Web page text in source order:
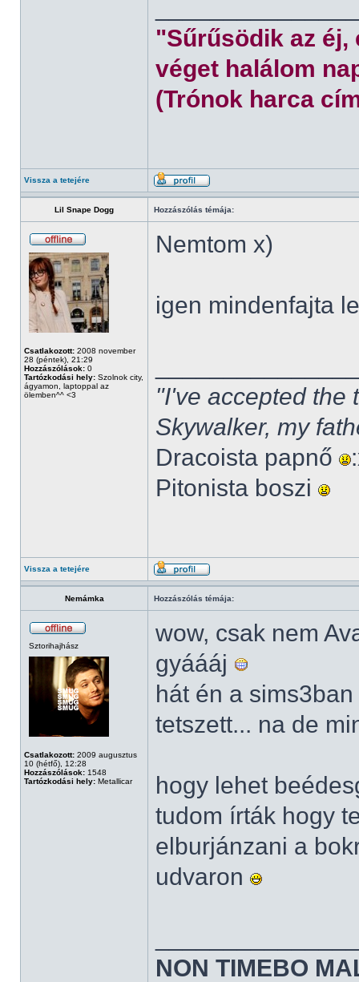
"Sűrűsödik az éj,
véget halálom
(Trónok harca
Vissza a tetejére
Lil Snape Dogg Hozzászólás témája:
Csatlakozott: 2008 november
28 (péntek), 21:29
Hozzászólások: 0
Tartózkodási hely: Szolnok city,
ágyamon, laptoppal az
ölemben^^ <3
Nemtom x)
igen mindenfajta
"I've accepted the
Skywalker, my
Dracoista papnő
Pitonista boszi
Vissza a tetejére
Nemámka Hozzászólás témája:
Sztorihajhász
Csatlakozott: 2009 augusztus
10 (hétfő), 12:28
Hozzászólások: 1548
Tartózkodási hely: Metallicar
wow, csak nem
gyáááj
hát én a
tetszett... na de
hogy lehet
tudom írták hogy
elburjánzani a
udvaron
NON TIMEBO